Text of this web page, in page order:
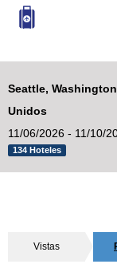
Seattle,
Unidos
11/06/2026 - 11/10/
134 Hoteles
Vistas